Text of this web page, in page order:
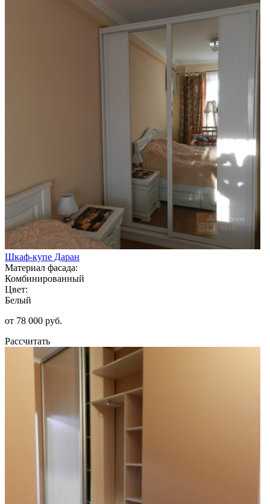
Шкаф-купе Даран
Материал фасада:
Комбинированный
Цвет:
Белый
от 78 000 руб.
Рассчитать